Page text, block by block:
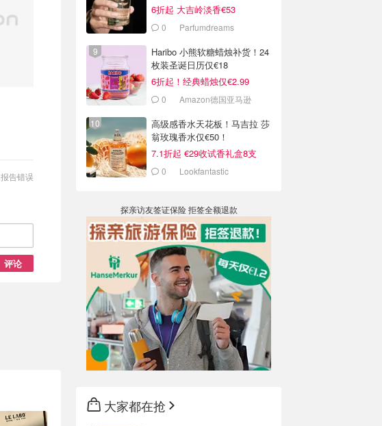
报告错误
评论
6折起 大吉岭淡香€53
0 Parfumdreams
Haribo 小熊软糖蜡烛补货！24
枚装圣诞日历仅€18
6折起！经典蜡烛仅€2.99
0 Amazon德国亚马逊
高级感香水天花板！马吉拉 莎
翁玫瑰香水仅€50！
7.1折起 €29收试香礼盒8支
0 Lookfantastic
探亲访友签证保险 拒签全额退款
大家都在抢